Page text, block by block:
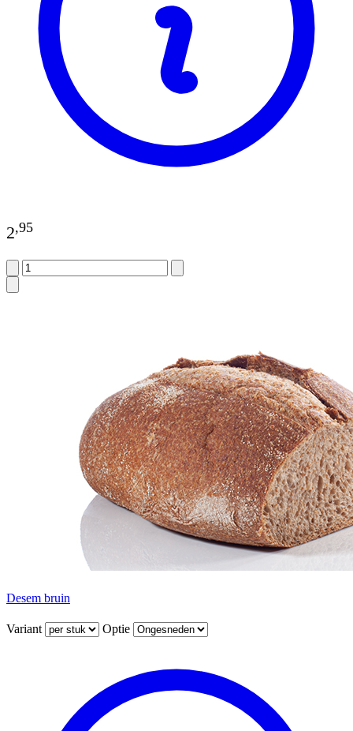
2,95
Desem bruin
Variant Optie